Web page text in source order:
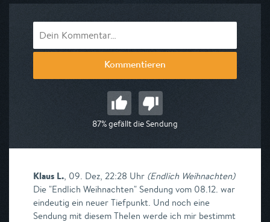
Kommentieren
87% gefällt die Sendung
Klaus L., 09. Dez, 22:28 Uhr (Endlich Weihnachten)
Die "Endlich Weihnachten" Sendung vom 08.12. war
eindeutig ein neuer Tiefpunkt. Und noch eine
Sendung mit diesem Thelen werde ich mir bestimmt